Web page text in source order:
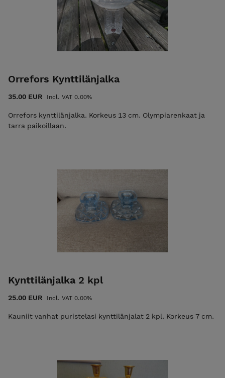
Toimitamme tilaukset pääasiassa
Matkahuollon/Postin kuljetuksella. Näet tilauksesi
toimituskulut ennen kaupan vahvistamista.
Toimituskulut noudattavat pääosin Suomen Postin
hinnastoa.
välityksellä.
rahtia.
Orrefors Kynttilänjalka
35.00 EUR Incl. VAT 0.00%
Orrefors kynttilänjalka. Korkeus 13 cm. Olympiarenkaat ja
tarra paikoillaan.
Kynttilänjalka 2 kpl
25.00 EUR Incl. VAT 0.00%
Kauniit vanhat puristelasi kynttilänjalat 2 kpl. Korkeus 7 cm.